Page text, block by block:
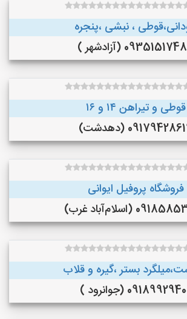
، نبشی ،پنجره
(آزادشهر )
قوطی و تیراهن ۱۴ و ۱۶
(دهدشت)
فروشگاه پروفیل ایوانی
(اسلام‌آباد غرب)
بستر ،گیره و قلاب
(جوانرود )